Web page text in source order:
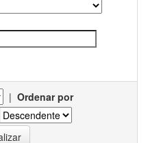
| Ordenar por